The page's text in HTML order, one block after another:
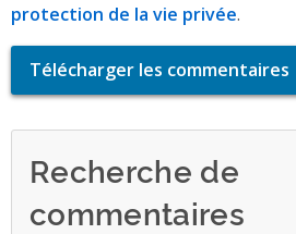
protection de la vie privée.
Télécharger les commentaires
Recherche de
commentaires